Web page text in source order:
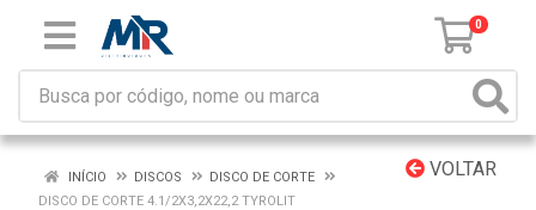
0
VOLTAR
INÍCIO DISCOS
DISCO DE CORTE
DISCO DE CORTE 4.1/2X3,2X22,2 TYROLIT